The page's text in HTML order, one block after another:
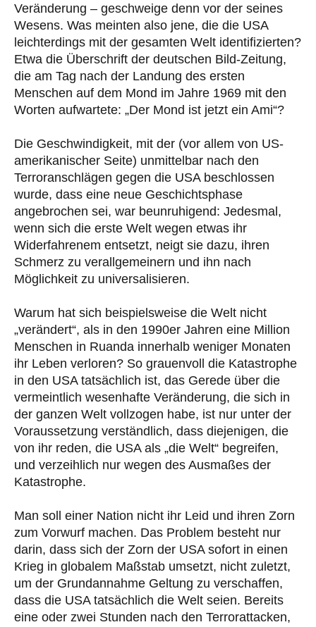
Veränderung – geschweige denn vor der seines
Wesens. Was meinten also jene, die die USA
leichterdings mit der gesamten Welt identifizierten?
Etwa die Überschrift der deutschen Bild-Zeitung,
die am Tag nach der Landung des ersten
Menschen auf dem Mond im Jahre 1969 mit den
Worten aufwartete: „Der Mond ist jetzt ein Ami“?
Die Geschwindigkeit, mit der (vor allem von US-
amerikanischer Seite) unmittelbar nach den
Terroranschlägen gegen die USA beschlossen
wurde, dass eine neue Geschichtsphase
angebrochen sei, war beunruhigend: Jedesmal,
wenn sich die erste Welt wegen etwas ihr
Widerfahrenem entsetzt, neigt sie dazu, ihren
Schmerz zu verallgemeinern und ihn nach
Möglichkeit zu universalisieren.
Warum hat sich beispielsweise die Welt nicht
„verändert“, als in den 1990er Jahren eine Million
Menschen in Ruanda innerhalb weniger Monaten
ihr Leben verloren? So grauenvoll die Katastrophe
in den USA tatsächlich ist, das Gerede über die
vermeintlich wesenhafte Veränderung, die sich in
der ganzen Welt vollzogen habe, ist nur unter der
Voraussetzung verständlich, dass diejenigen, die
von ihr reden, die USA als „die Welt“ begreifen,
und verzeihlich nur wegen des Ausmaßes der
Katastrophe.
Man soll einer Nation nicht ihr Leid und ihren Zorn
zum Vorwurf machen. Das Problem besteht nur
darin, dass sich der Zorn der USA sofort in einen
Krieg in globalem Maßstab umsetzt, nicht zuletzt,
um der Grundannahme Geltung zu verschaffen,
dass die USA tatsächlich die Welt seien. Bereits
eine oder zwei Stunden nach den Terrorattacken,